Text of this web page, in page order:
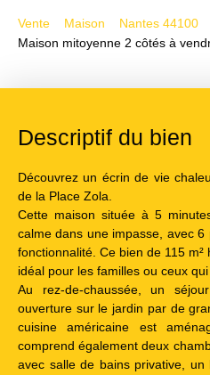
Vente Maison
Nantes 44100
Maison mitoyenne 2 côtés à
Descriptif du bien
Découvrez un écrin de vie
de la Place Zola.
Cette maison située à 5
calme dans une impasse, avec
fonctionnalité. Ce bien de 115
idéal pour les familles ou ceux
Au rez-de-chaussée, un
ouverture sur le jardin par de
cuisine américaine est
comprend également deux
avec salle de bains privative,